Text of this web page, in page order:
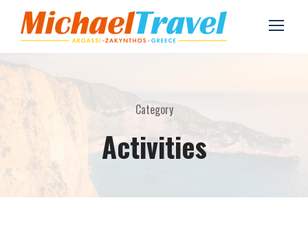
Category
Activities